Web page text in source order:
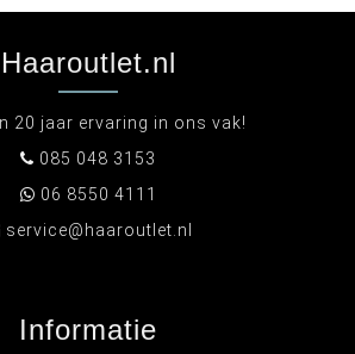
Haaroutlet.nl
20 jaar ervaring in ons vak!
085 048 3153
06 8550 4111
service@haaroutlet.nl
Informatie